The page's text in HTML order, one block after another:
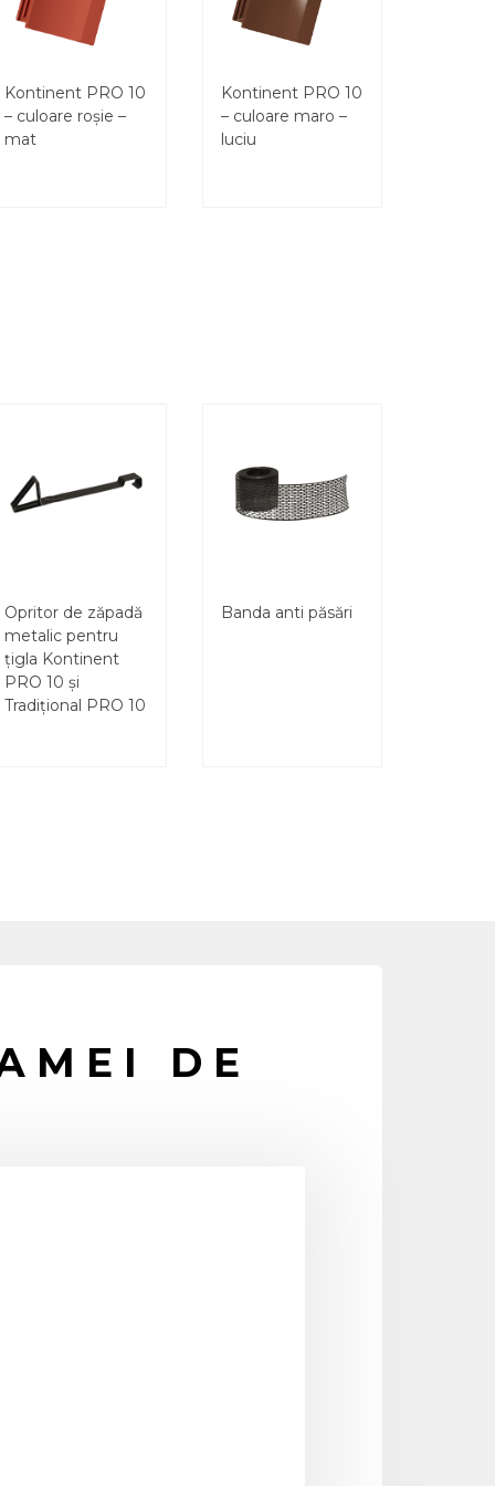
Kontinent PRO 10
– culoare roșie –
mat
Kontinent PRO 10
– culoare maro –
luciu
Opritor de zăpadă
metalic pentru
țigla Kontinent
PRO 10 și
Tradițional PRO 10
Banda anti păsări
DE